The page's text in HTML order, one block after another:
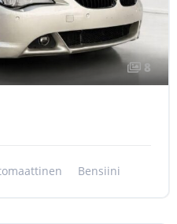
8
Bensiini